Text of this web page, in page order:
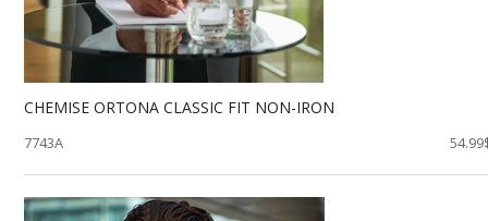
CHEMISE ORTONA CLASSIC FIT NON-IRON
7743A